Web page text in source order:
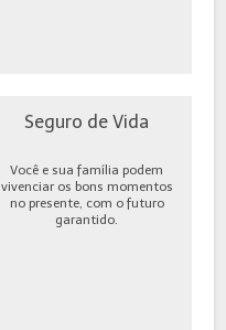
Seguro de Vida
Você e sua família podem
vivenciar os bons momentos
no presente, com o futuro
garantido.